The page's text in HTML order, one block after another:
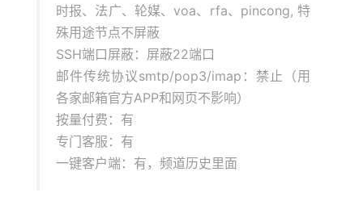
时报、法广、轮媒、voa、rfa、pincong, 特
殊用途节点不屏蔽
SSH端口屏蔽：屏蔽22端口
邮件传统协议smtp/pop3/imap：禁止（用
各家邮箱官方APP和网页不影响）
按量付费：有
专门客服：有
一键客户端：有，频道历史里面